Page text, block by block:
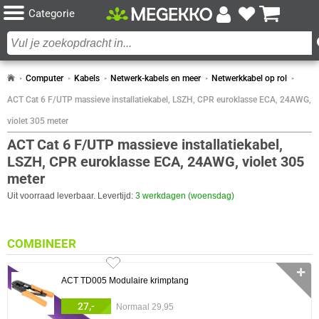
Categorie
Computer Kabels Netwerk-kabels en meer Netwerkkabel op rol
ACT Cat 6 F/UTP massieve installatiekabel, LSZH, CPR euroklasse ECA, 24AWG,
violet 305 meter
ACT Cat 6 F/UTP massieve installatiekabel,
LSZH, CPR euroklasse ECA, 24AWG, violet 305
meter
Uit voorraad leverbaar. Levertijd: 3 werkdagen (woensdag)
COMBINEER
ACT TD005 Modulaire krimptang
27,- Normaal 29,95
✛